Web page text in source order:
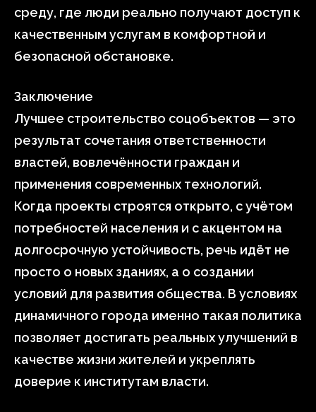
среду, где люди реально получают доступ к
качественным услугам в комфортной и
безопасной обстановке.
Заключение
Лучшее строительство соцобъектов — это
результат сочетания ответственности
властей, вовлечённости граждан и
применения современных технологий.
Когда проекты строятся открыто, с учётом
потребностей населения и с акцентом на
долгосрочную устойчивость, речь идёт не
просто о новых зданиях, а о создании
условий для развития общества. В условиях
динамичного города именно такая политика
позволяет достигать реальных улучшений в
качестве жизни жителей и укреплять
доверие к институтам власти.